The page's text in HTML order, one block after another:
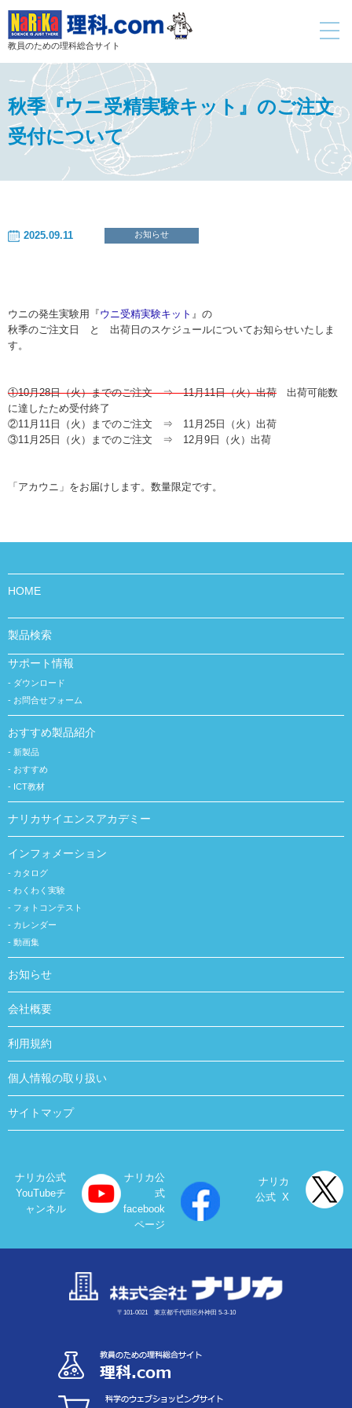
教員のための理科総合サイト
toggle
秋季『ウニ受精実験キット』のご注文
受付について
2025.09.11 お知らせ
ウニの発生実験用『ウニ受精実験キット 』の
秋季のご注文日 と 出荷日のスケジュールについてお知らせいたしま
す。
①10月28日（火）までのご注文 ⇒ 11月11日（火）出荷 出荷可能数
に達したため受付終了
②11月11日（火）までのご注文 ⇒ 11月25日（火）出荷
③11月25日（火）までのご注文 ⇒ 12月9日（火）出荷
「アカウニ」をお届けします。数量限定です。
HOME
製品検索
サポート情報
ダウンロード
お問合せフォーム
おすすめ製品紹介
新製品
おすすめ
ICT教材
ナリカサイエンスアカデミー
インフォメーション
カタログ
わくわく実験
フォトコンテスト
カレンダー
動画集
お知らせ
会社概要
利用規約
個人情報の取り扱い
サイトマップ
ナリカ公式
YouTubeチ
ャンネル
ナリカ公
式
facebook
ページ
ナリカ
公式 X
〒101-0021 東京都千代田区外神田 5-3-10